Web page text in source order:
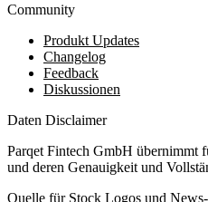
Community
Produkt Updates
Changelog
Feedback
Diskussionen
Daten Disclaimer
Parqet Fintech GmbH übernimmt
und deren Genauigkeit und
Quelle für Stock Logos und